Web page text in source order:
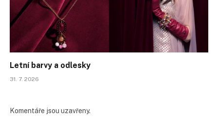
Letní barvy a odlesky
31. 7. 2026
Komentáře jsou uzavřeny.